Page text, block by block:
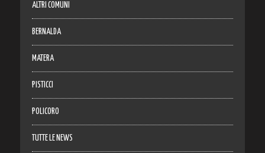
ALTRI COMUNI
BERNALDA
MATERA
PISTICCI
POLICORO
TUTTE LE NEWS